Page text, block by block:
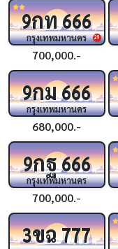
29
9กท666
กรุงเทพมหานคร
700,000.-
9กม666
กรุงเทพมหานคร
680,000.-
9กฐ666
กรุงเทพมหานคร
700,000.-
3ขฉ777